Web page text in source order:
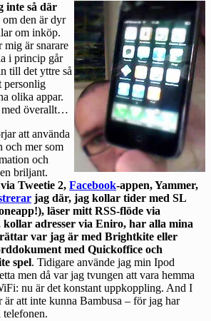
inte så där
om den är dyr
om inköp.
mig är snarare
i princip går
till det yttre så
personlig
olika appar.
överallt…
att använda
och mer som
och
briljant.
Tweetie 2, Facebook-appen, Yammer,
jag där, jag kollar tider med SL
läser mitt RSS-flöde via
kollar adresser via Eniro, har alla mina
var jag är med Brightkite eller
med Quickoffice och
spel. Tidigare använde jag min Ipod
men då var jag tvungen att vara hemma
nu är det konstant uppkoppling. And I
att inte kunna Bambusa – för jag har
telefonen.